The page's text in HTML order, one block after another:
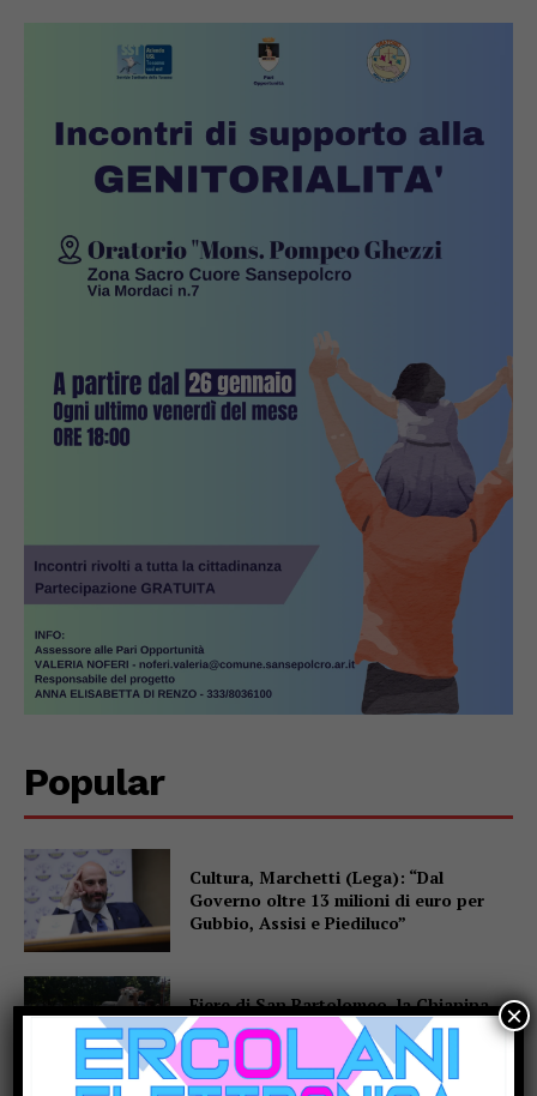
Popular
Cultura, Marchetti (Lega): “Dal
Governo oltre 13 milioni di euro per
Gubbio, Assisi e Piediluco”
Fiere di San Bartolomeo, la Chianina
torna in gara: al parco Langer la sfida
di 30 giganti bianchi
×